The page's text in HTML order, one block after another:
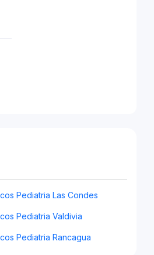
Pediatria Las Condes
Pediatria Valdivia
Pediatria Rancagua